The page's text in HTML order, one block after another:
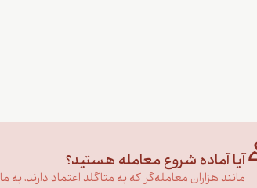
آیا آماده شروع معامله هستید؟
مانند هزاران معامله‌گر که به متاگلد اعتماد دارند، به ما